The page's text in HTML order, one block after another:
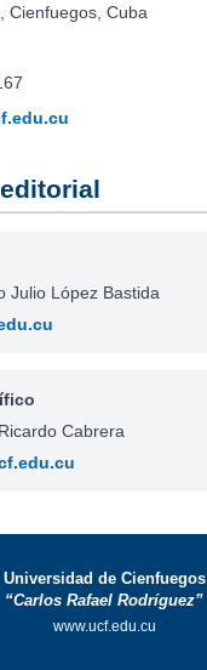
Cienfuegos, Cuba
Julio López Bastida
Cabrera
Universidad de Cienfuegos
“Carlos Rafael Rodríguez”
www.ucf.edu.cu